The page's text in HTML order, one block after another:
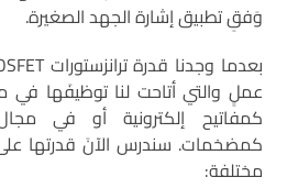
وَفقِ تطبيق إشارة الجهد الصغيرة.
عملٍ والتي أتاحت لنا توظيفَها في
كمفاتيح إلكترونية أو في مجال
كمضخمات. سندرس الآنَ قدرتها
مختلفة: